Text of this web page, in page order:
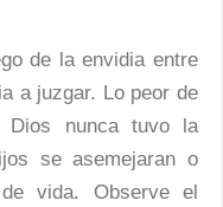
de la envidia entre
a juzgar. Lo peor de
nunca tuvo la
se asemejaran o
vida. Observe el